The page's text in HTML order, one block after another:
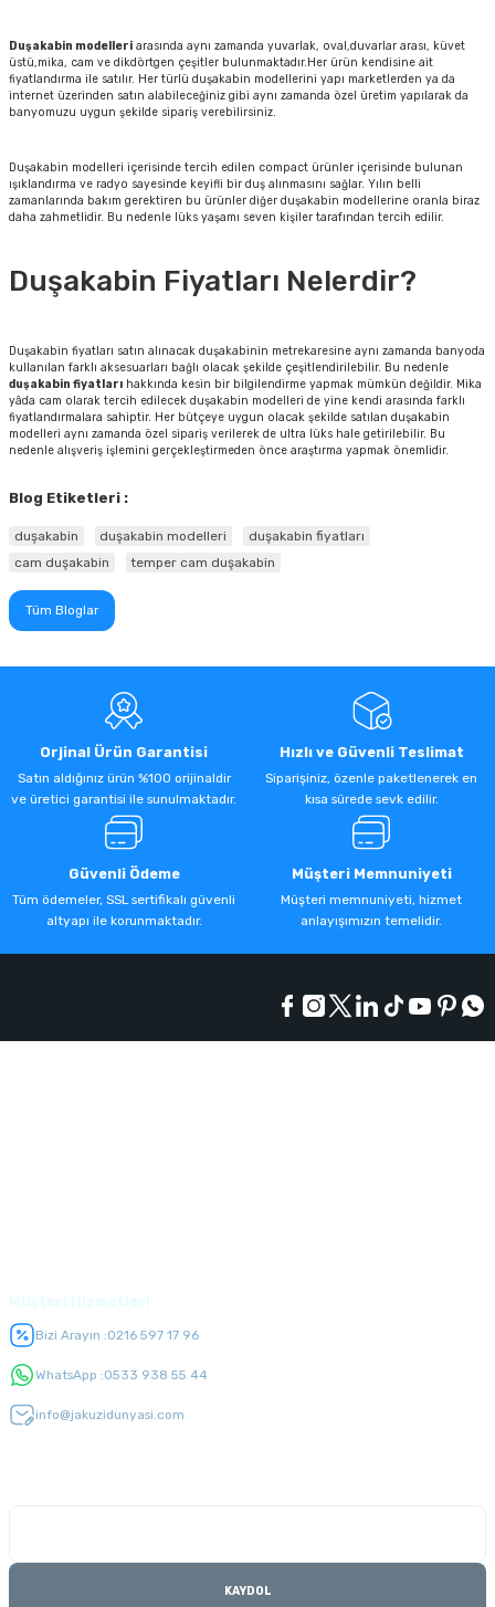
Duşakabin modelleri arasında aynı zamanda yuvarlak, oval,duvarlar arası, küvet
üstü,mika, cam ve dikdörtgen çeşitler bulunmaktadır.Her ürün kendisine ait
fiyatlandırma ile satılır. Her türlü duşakabin modellerini yapı marketlerden ya da
internet üzerinden satın alabileceğiniz gibi aynı zamanda özel üretim yapılarak da
banyomuzu uygun şekilde sipariş verebilirsiniz.
Duşakabin modelleri içerisinde tercih edilen compact ürünler içerisinde bulunan
ışıklandırma ve radyo sayesinde keyifli bir duş alınmasını sağlar. Yılın belli
zamanlarında bakım gerektiren bu ürünler diğer duşakabin modellerine oranla biraz
daha zahmetlidir. Bu nedenle lüks yaşamı seven kişiler tarafından tercih edilir.
Duşakabin Fiyatları Nelerdir?
Duşakabin fiyatları satın alınacak duşakabinin metrekaresine aynı zamanda banyoda
kullanılan farklı aksesuarları bağlı olacak şekilde çeşitlendirilebilir. Bu nedenle
duşakabin fiyatları hakkında kesin bir bilgilendirme yapmak mümkün değildir. Mika
yâda cam olarak tercih edilecek duşakabin modelleri de yine kendi arasında farklı
fiyatlandırmalara sahiptir. Her bütçeye uygun olacak şekilde satılan duşakabin
modelleri aynı zamanda özel sipariş verilerek de ultra lüks hale getirilebilir. Bu
nedenle alışveriş işlemini gerçekleştirmeden önce araştırma yapmak önemlidir.
Blog Etiketleri :
duşakabin duşakabin modelleri
duşakabin fiyatları
cam duşakabin
temper cam duşakabin
Tüm Bloglar
Orjinal Ürün Garantisi
Satın aldığınız ürün %100 orijinaldir
ve üretici garantisi ile sunulmaktadır.
Hızlı ve Güvenli Teslimat
Siparişiniz, özenle paketlenerek en
kısa sürede sevk edilir.
Güvenli Ödeme
Tüm ödemeler, SSL sertifikalı güvenli
altyapı ile korunmaktadır.
Müşteri Memnuniyeti
Müşteri memnuniyeti, hizmet
anlayışımızın temelidir.
Bizi Arayın :0216 597 17 96
WhatsApp :0533 938 55 44
info@jakuzidunyasi.com
KAYDOL